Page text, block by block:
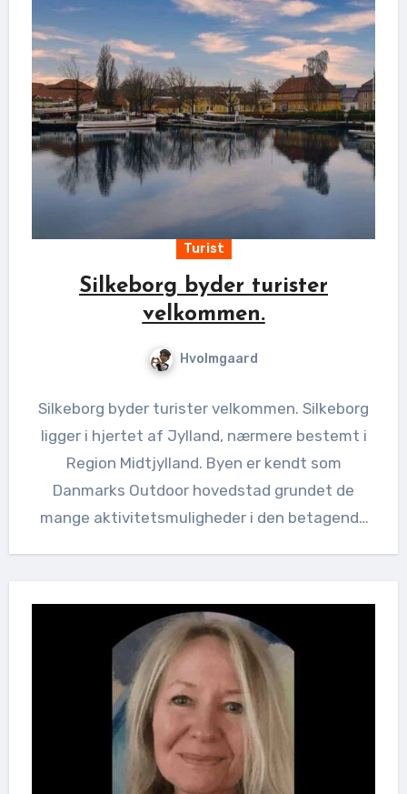
Turist
Silkeborg byder turister
velkommen.
Hvolmgaard
Silkeborg byder turister velkommen. Silkeborg
ligger i hjertet af Jylland, nærmere bestemt i
Region Midtjylland. Byen er kendt som
Danmarks Outdoor hovedstad grundet de
mange aktivitetsmuligheder i den betagende